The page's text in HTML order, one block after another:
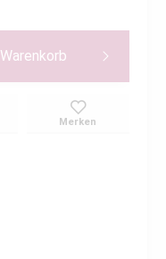
Warenkorb
Merken